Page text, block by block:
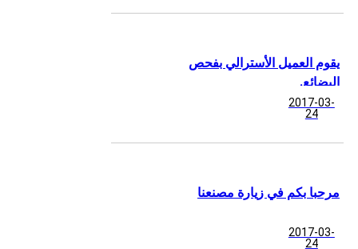
يقوم العميل الأسترالي بفحص
البضائع.
2017-03-
24
مرحبا بكم في زيارة مصنعنا
2017-03-
24